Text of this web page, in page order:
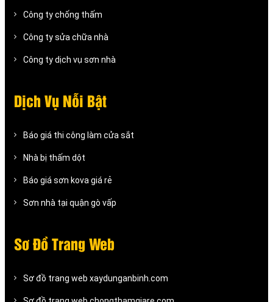
Công ty chống thấm
Công ty sửa chữa nhà
Công ty dịch vụ sơn nhà
Dịch Vụ Nỗi Bật
Báo giá thi công làm cửa sắt
Nhà bị thấm dột
Báo giá sơn kova giá rẻ
Sơn nhà tại quận gò vấp
Sơ Đồ Trang Web
Sơ đồ trang web xaydunganbinh.com